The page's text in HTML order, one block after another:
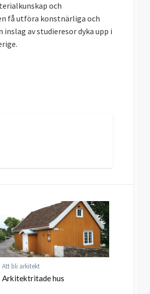
och
få utföra konstnärliga och
av studieresor dyka upp i
Att bli arkitekt
Arkitektritade hus